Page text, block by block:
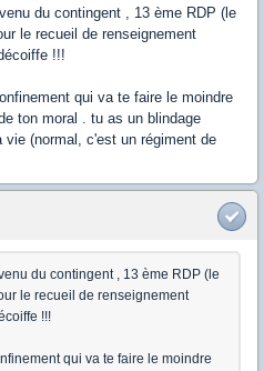
du contingent , 13 ème RDP (le
le recueil de renseignement
!!!
qui va te faire le moindre
ton moral . tu as un blindage
(normal, c'est un régiment de
du contingent , 13 ème RDP (le
le recueil de renseignement
!!!
qui va te faire le moindre